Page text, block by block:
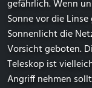
gefährlich. Wenn
Sonne vor die
Sonnenlicht die
Vorsicht geboten.
Teleskop ist
Angriff nehmen